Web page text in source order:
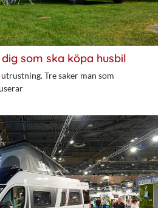
som ska köpa husbil
Tre saker man som